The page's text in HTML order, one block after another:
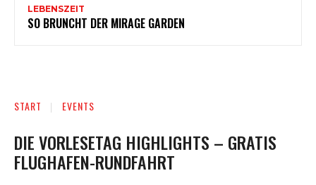
LEBENSZEIT
SO BRUNCHT DER MIRAGE GARDEN